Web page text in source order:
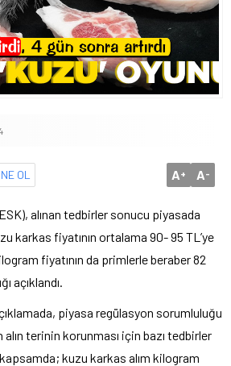
OL A+ A-
alınan tedbirler sonucu piyasada
karkas fiyatının ortalama 90- 95 TL’ye
fiyatının da primlerle beraber 82
açıklandı.
piyasa regülasyon sorumluluğu
terinin korunması için bazı tedbirler
kapsamda; kuzu karkas alım kilogram